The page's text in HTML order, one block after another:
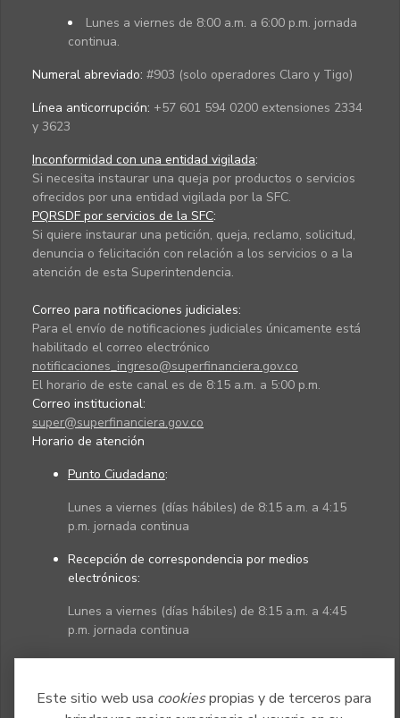
Este sitio web usa cookiespropias y de terceros para
Lunes a viernes de 8:00 a.m. a 6:00 p.m. jornada
continua.
Numeral abreviado: #903 (solo operadores Claro y Tigo)
Línea anticorrupción: +57 601 594 0200 extensiones 2334
y 3623
Inconformidad con una entidad vigilada:
Si necesita instaurar una queja por productos o servicios
ofrecidos por una entidad vigilada por la SFC.
PQRSDF por servicios de la SFC:
Si quiere instaurar una petición, queja, reclamo, solicitud,
denuncia o felicitación con relación a los servicios o a la
atención de esta Superintendencia.
Correo para notificaciones judiciales:
Para el envío de notificaciones judiciales únicamente está
habilitado el correo electrónico
notificaciones_ingreso@superfinanciera.gov.co
El horario de este canal es de 8:15 a.m. a 5:00 p.m.
Correo institucional:
super@superfinanciera.gov.co
Horario de atención
Punto Ciudadano:
Lunes a viernes (días hábiles) de 8:15 a.m. a 4:15
p.m. jornada continua
Recepción de correspondencia por medios
electrónicos:
Lunes a viernes (días hábiles) de 8:15 a.m. a 4:45
p.m. jornada continua